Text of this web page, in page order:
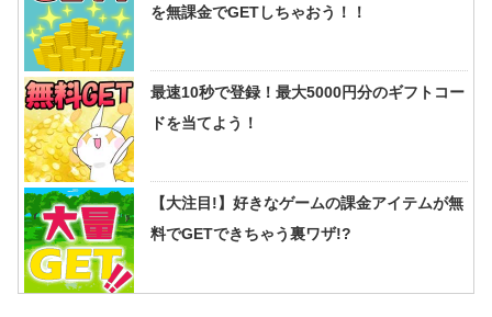
を無課金でGETしちゃおう！！
最速10秒で登録！最大5000円分のギフトコー
ドを当てよう！
【大注目!】好きなゲームの課金アイテムが無
料でGETできちゃう裏ワザ!?